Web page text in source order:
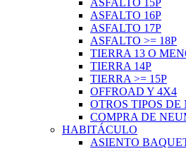
ASFALTO 15P
ASFALTO 16P
ASFALTO 17P
ASFALTO >= 18P
TIERRA 13 O
TIERRA 14P
TIERRA >= 15P
OFFROAD Y 4X4
OTROS TIPOS
COMPRA DE
HABITÁCULO
ASIENTO